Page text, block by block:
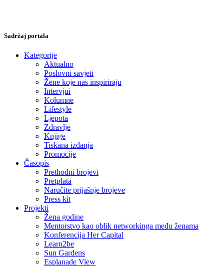
Sadržaj portala
Kategorije
Aktualno
Poslovni savjeti
Žene koje nas inspiriraju
Intervjui
Kolumne
Lifestyle
Ljepota
Zdravlje
Knjige
Tiskana izdanja
Promocije
Časopis
Prethodni brojevi
Pretplata
Naručite prijašnje brojeve
Press kit
Projekti
Žena godine
Mentorstvo kao oblik networkinga među ženama
Konferencija Her Capital
Learn2be
Sun Gardens
Esplanade View